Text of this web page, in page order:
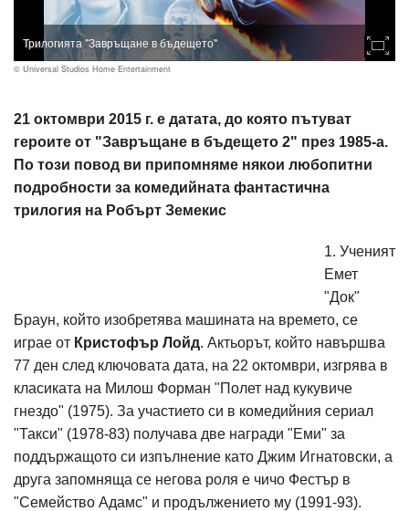
Трилогията "Завръщане в бъдещето"
© Universal Studios Home Entertainment
21 октомври 2015 г. е датата, до която пътуват
героите от "Завръщане в бъдещето 2" през 1985-а.
По този повод ви припомняме някои любопитни
подробности за комедийната фантастична
трилогия на Робърт Земекис
1. Ученият
Емет
"Док"
Браун, който изобретява машината на времето, се
играе от Кристофър Лойд. Актьорът, който навършва
77 ден след ключовата дата, на 22 октомври, изгрява в
класиката на Милош Форман "Полет над кукувиче
гнездо" (1975). За участието си в комедийния сериал
"Такси" (1978-83) получава две награди "Еми" за
поддържащото си изпълнение като Джим Игнатовски, а
друга запомняща се негова роля е чичо Фестър в
"Семейство Адамс" и продължението му (1991-93).